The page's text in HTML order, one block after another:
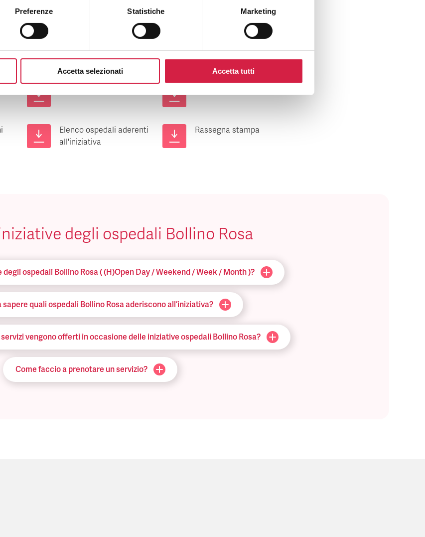
Preferenze Statistiche Marketing
Accetta selezionati Accetta tutti
Elenco ospedali aderenti
all'iniziativa
Rassegna stampa
degli ospedali Bollino Rosa
ospedali Bollino Rosa ( (H)Open Day / Weekend / Week / Month )?
quali ospedali Bollino Rosa aderiscono all’iniziativa?
vengono offerti in occasione delle iniziative ospedali Bollino Rosa?
Come faccio a prenotare un servizio?